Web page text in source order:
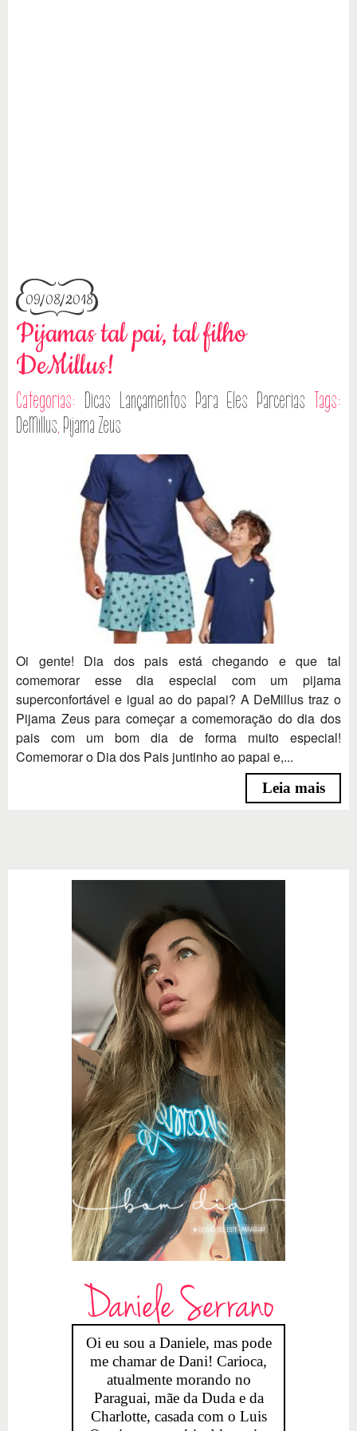
09/08/2018
Pijamas tal pai, tal filho
DeMillus!
Categorias: Dicas Lançamentos Para Eles Parcerias Tags:
DeMillus, Pijama Zeus
Oi gente! Dia dos pais está chegando e que tal
comemorar esse dia especial com um pijama
superconfortável e igual ao do papai? A DeMillus traz o
Pijama Zeus para começar a comemoração do dia dos
pais com um bom dia de forma muito especial!
Comemorar o Dia dos Pais juntinho ao papai e,...
Leia mais
Daniele Serrano
Oi eu sou a Daniele, mas pode
me chamar de Dani! Carioca,
atualmente morando no
Paraguai, mãe da Duda e da
Charlotte, casada com o Luis